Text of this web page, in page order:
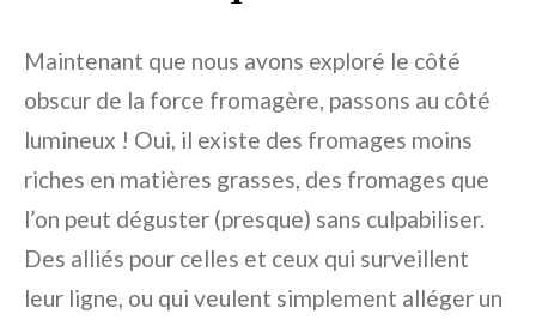
Maintenant que nous avons exploré le côté
obscur de la force fromagère, passons au côté
lumineux ! Oui, il existe des fromages moins
riches en matières grasses, des fromages que
l’on peut déguster (presque) sans culpabiliser.
Des alliés pour celles et ceux qui surveillent
leur ligne, ou qui veulent simplement alléger un